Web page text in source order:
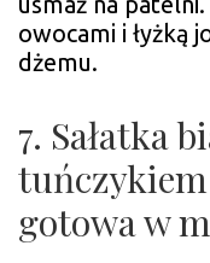
owocami i łyżką
dżemu.
7. Sałatka
gotowa w